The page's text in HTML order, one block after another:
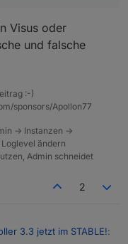
Visus oder
und falsche
:-)
sponsors/Apollon77
-> Instanzen ->
ändern
Admin schneidet
2
3.3 jetzt im STABLE!: